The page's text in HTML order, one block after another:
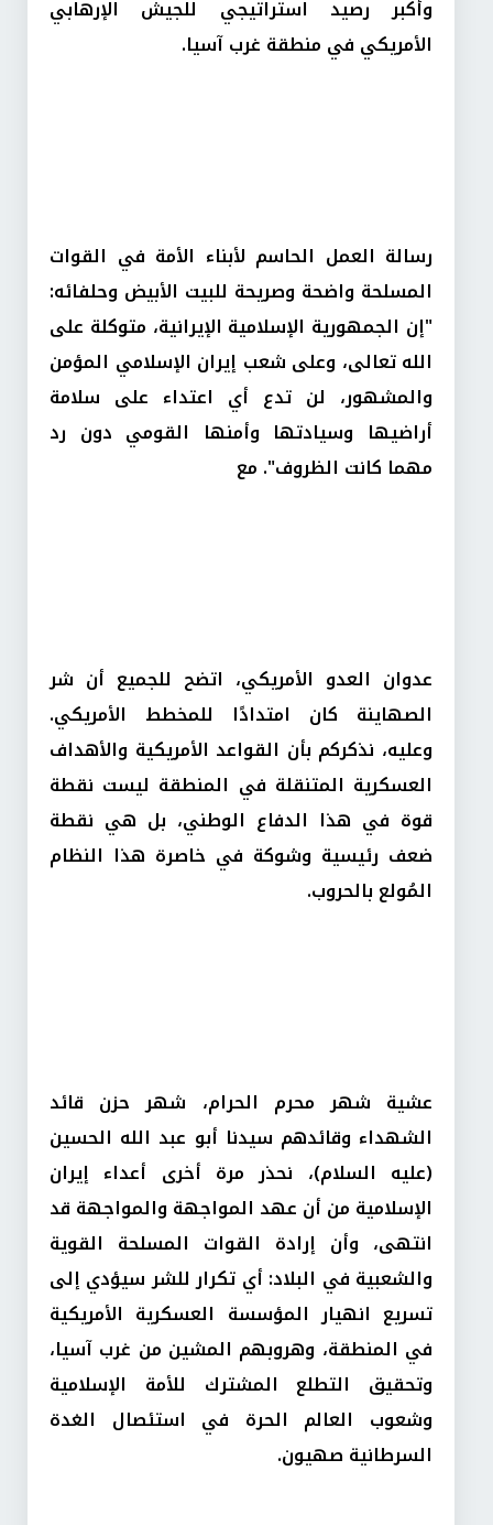
وأكبر رصيد استراتيجي للجيش الإرهابي
الأمريكي في منطقة غرب آسيا.
رسالة العمل الحاسم لأبناء الأمة في القوات
المسلحة واضحة وصريحة للبيت الأبيض وحلفائه:
"إن الجمهورية الإسلامية الإيرانية، متوكلة على
الله تعالى، وعلى شعب إيران الإسلامي المؤمن
والمشهور، لن تدع أي اعتداء على سلامة
أراضيها وسيادتها وأمنها القومي دون رد
مهما كانت الظروف". مع
عدوان العدو الأمريكي، اتضح للجميع أن شر
الصهاينة كان امتدادًا للمخطط الأمريكي.
وعليه، نذكركم بأن القواعد الأمريكية والأهداف
العسكرية المتنقلة في المنطقة ليست نقطة
قوة في هذا الدفاع الوطني، بل هي نقطة
ضعف رئيسية وشوكة في خاصرة هذا النظام
المُولع بالحروب.
عشية شهر محرم الحرام، شهر حزن قائد
الشهداء وقائدهم سيدنا أبو عبد الله الحسين
(عليه السلام)، نحذر مرة أخرى أعداء إيران
الإسلامية من أن عهد المواجهة والمواجهة قد
انتهى، وأن إرادة القوات المسلحة القوية
والشعبية في البلاد: أي تكرار للشر سيؤدي إلى
تسريع انهيار المؤسسة العسكرية الأمريكية
في المنطقة، وهروبهم المشين من غرب آسيا،
وتحقيق التطلع المشترك للأمة الإسلامية
وشعوب العالم الحرة في استئصال الغدة
السرطانية صهيون.